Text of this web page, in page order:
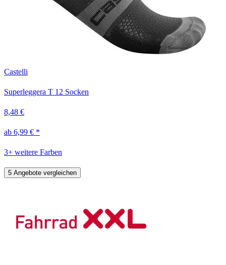
Castelli
Superleggera T 12 Socken
8,48 €
ab 6,99 € *
3+ weitere Farben
5 Angebote vergleichen